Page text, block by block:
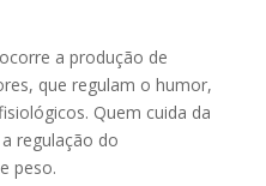
a produção de
que regulam o humor,
Quem cuida da
regulação do
peso.